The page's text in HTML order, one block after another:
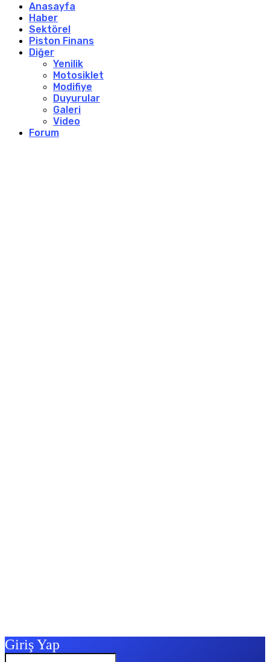
Anasayfa
Haber
Sektörel
Piston Finans
Diğer
Yenilik
Motosiklet
Modifiye
Duyurular
Galeri
Video
Forum
Giriş Yap